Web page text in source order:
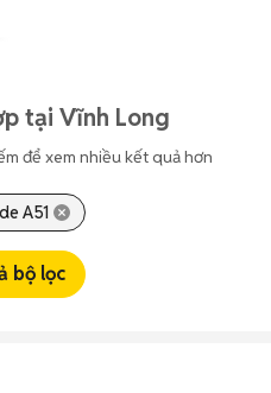
tại Vĩnh Long
để xem nhiều kết quả hơn
A51
bộ lọc